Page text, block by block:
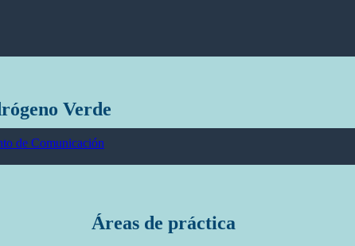
Áreas de práctica
Verde
de Comunicación